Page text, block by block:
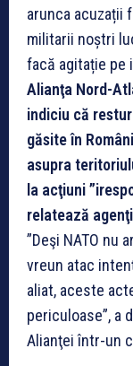
arunca acuzații
militarii noștri
facă agitație pe
Alianţa Nord-
indiciu că
găsite în
asupra
la acţiuni
relatează
”Deşi NATO nu
vreun atac
aliat, aceste
periculoase”, a
Alianţei într-un